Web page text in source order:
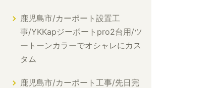
鹿児島市/カーポート設置工
事/YKKapジーポートpro2台用/ツ
ートーンカラーでオシャレにカス
タム
鹿児島市/カーポート工事/先日完